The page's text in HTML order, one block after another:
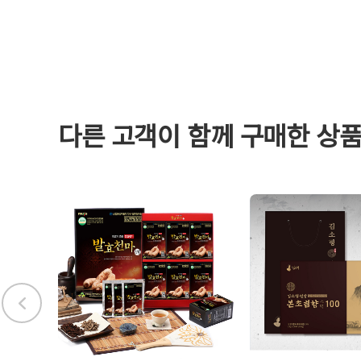
다른 고객이 함께 구매한 상